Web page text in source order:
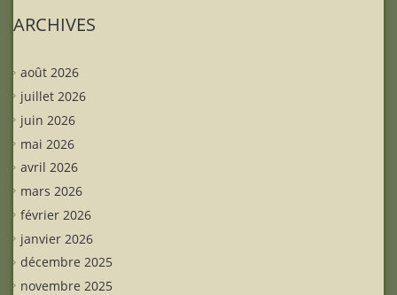
ARCHIVES
août 2026
juillet 2026
juin 2026
mai 2026
avril 2026
mars 2026
février 2026
janvier 2026
décembre 2025
novembre 2025